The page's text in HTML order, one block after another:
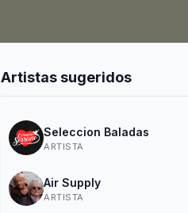
Artistas sugeridos
Seleccion Baladas
ARTISTA
Air Supply
ARTISTA